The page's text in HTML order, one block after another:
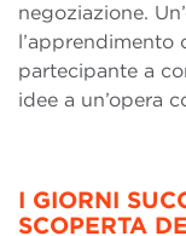
negoziazione.
l’apprendimento
partecipante a
idee a un’opera
I GIORNI
SCOPERTA